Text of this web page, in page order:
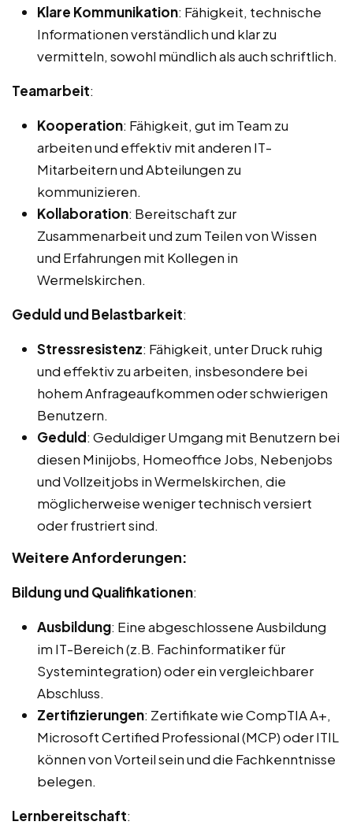
Klare Kommunikation: Fähigkeit, technische
Informationen verständlich und klar zu
vermitteln, sowohl mündlich als auch schriftlich.
Teamarbeit:
Kooperation: Fähigkeit, gut im Team zu
arbeiten und effektiv mit anderen IT-
Mitarbeitern und Abteilungen zu
kommunizieren.
Kollaboration: Bereitschaft zur
Zusammenarbeit und zum Teilen von Wissen
und Erfahrungen mit Kollegen in
Wermelskirchen.
Geduld und Belastbarkeit:
Stressresistenz: Fähigkeit, unter Druck ruhig
und effektiv zu arbeiten, insbesondere bei
hohem Anfrageaufkommen oder schwierigen
Benutzern.
Geduld: Geduldiger Umgang mit Benutzern bei
diesen Minijobs, Homeoffice Jobs, Nebenjobs
und Vollzeitjobs in Wermelskirchen, die
möglicherweise weniger technisch versiert
oder frustriert sind.
Weitere Anforderungen:
Bildung und Qualifikationen:
Ausbildung: Eine abgeschlossene Ausbildung
im IT-Bereich (z.B. Fachinformatiker für
Systemintegration) oder ein vergleichbarer
Abschluss.
Zertifizierungen: Zertifikate wie CompTIA A+,
Microsoft Certified Professional (MCP) oder ITIL
können von Vorteil sein und die Fachkenntnisse
belegen.
Lernbereitschaft: